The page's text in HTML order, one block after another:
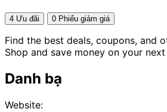
4 Ưu đãi 0 Phiếu giảm giá
Find the best deals, coupons, and
Shop and save money on your
Danh bạ
Website: